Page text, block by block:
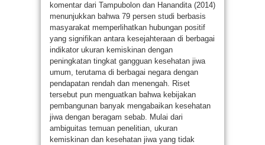
komentar dari Tampubolon dan Hanandita (2014)
menunjukkan bahwa 79 persen studi berbasis
masyarakat memperlihatkan hubungan positif
yang signifikan antara kesejahteraan di berbagai
indikator ukuran kemiskinan dengan
peningkatan tingkat gangguan kesehatan jiwa
umum, terutama di berbagai negara dengan
pendapatan rendah dan menengah. Riset
tersebut pun menguatkan bahwa kebijakan
pembangunan banyak mengabaikan kesehatan
jiwa dengan beragam sebab. Mulai dari
ambiguitas temuan penelitian, ukuran
kemiskinan dan kesehatan jiwa yang tidak